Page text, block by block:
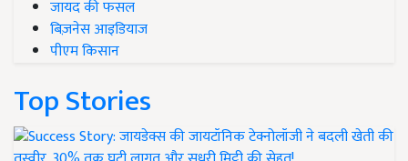
जायद की फसल
बिज़नेस आइडियाज
पीएम किसान
Top Stories